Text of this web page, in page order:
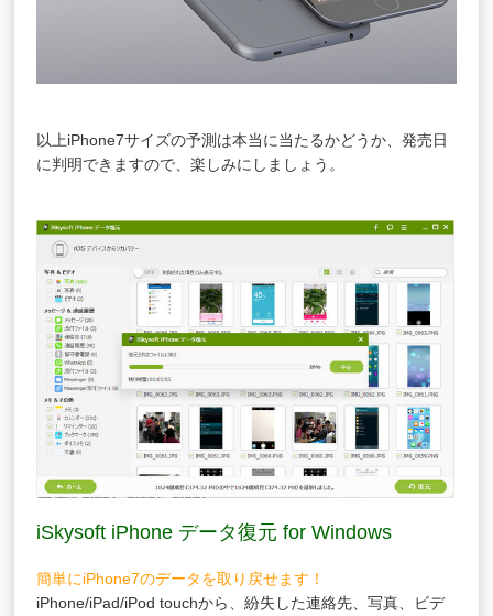
以上iPhone7サイズの予測は本当に当たるかどうか、発売日
に判明できますので、楽しみにしましょう。
iSkysoft iPhone データ復元 for Windows
簡単にiPhone7のデータを取り戻せます！
iPhone/iPad/iPod touchから、紛失した連絡先、写真、ビデ